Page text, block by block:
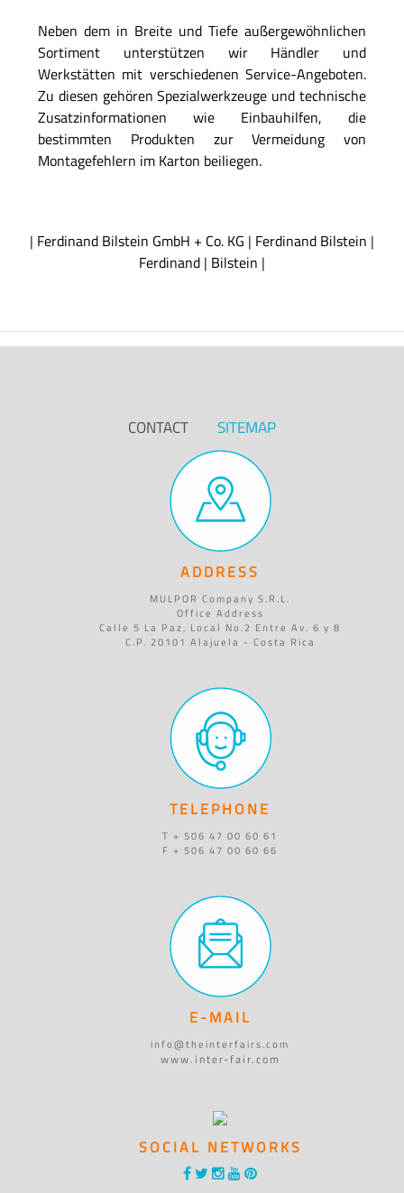
Neben dem in Breite und Tiefe außergewöhnlichen
Sortiment unterstützen wir Händler und
Werkstätten mit verschiedenen Service-Angeboten.
Zu diesen gehören Spezialwerkzeuge und technische
Zusatzinformationen wie Einbauhilfen, die
bestimmten Produkten zur Vermeidung von
Montagefehlern im Karton beiliegen.
| Ferdinand Bilstein GmbH + Co. KG | Ferdinand Bilstein |
Ferdinand | Bilstein |
CONTACT SITEMAP
ADDRESS
MULPOR Company S.R.L.
Office Address
Calle 5 La Paz, Local No.2 Entre Av. 6 y 8
C.P. 20101 Alajuela - Costa Rica
TELEPHONE
T + 506 47 00 60 61
F + 506 47 00 60 66
E-MAIL
info@theinterfairs.com
www.inter-fair.com
SOCIAL NETWORKS